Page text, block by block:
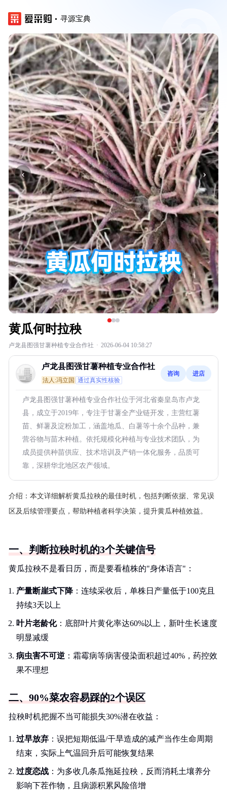
寻源宝典
‹ ›
黄瓜何时拉秧
卢龙县图强甘薯种植专业合作社 · 2026-06-04 10:58:27
卢龙县图强甘薯种植专业合作社
法人:冯立国 通过真实性核验
咨询 进店
卢龙县图强甘薯种植专业合作社位于河北省秦皇岛市卢龙
县，成立于2019年，专注于甘薯全产业链开发，主营红薯
苗、鲜薯及淀粉加工，涵盖地瓜、白薯等十余个品种，兼
营谷物与苗木种植。依托规模化种植与专业技术团队，为
成员提供种苗供应、技术培训及产销一体化服务，品质可
靠，深耕华北地区农产领域。
介绍： 本文详细解析黄瓜拉秧的最佳时机，包括判断依据、常见误
区及后续管理要点，帮助种植者科学决策，提升黄瓜种植效益。
一、判断拉秧时机的3个关键信号
黄瓜拉秧不是看日历，而是要看植株的"身体语言"：
产量断崖式下降：连续采收后，单株日产量低于100克且
持续3天以上
叶片老龄化：底部叶片黄化率达60%以上，新叶生长速度
明显减缓
病虫害不可逆 ：霜霉病等病害侵染面积超过40%，药控效
果不理想
二、90%菜农容易踩的2个误区
拉秧时机把握不当可能损失30%潜在收益：
过早放弃 ：误把短期低温/干旱造成的减产当作生命周期
结束，实际上气温回升后可能恢复结果
过度恋战 ：为多收几条瓜拖延拉秧，反而消耗土壤养分
影响下茬作物，且病源积累风险倍增